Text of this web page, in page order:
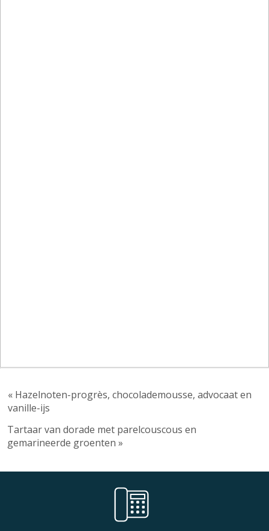
« Hazelnoten-progrès, chocolademousse, advocaat en
vanille-ijs
Tartaar van dorade met parelcouscous en
gemarineerde groenten »